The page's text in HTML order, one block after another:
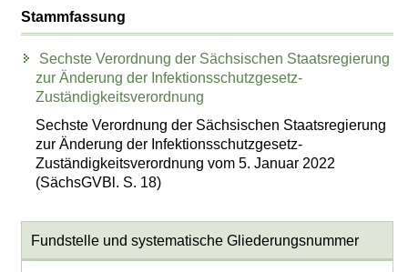
Stammfassung
Sechste Verordnung der Sächsischen Staatsregierung
zur Änderung der Infektionsschutzgesetz-
Zuständigkeitsverordnung
Sechste Verordnung der Sächsischen Staatsregierung
zur Änderung der Infektionsschutzgesetz-
Zuständigkeitsverordnung vom 5. Januar 2022
(SächsGVBl. S. 18)
Fundstelle und systematische Gliederungsnummer